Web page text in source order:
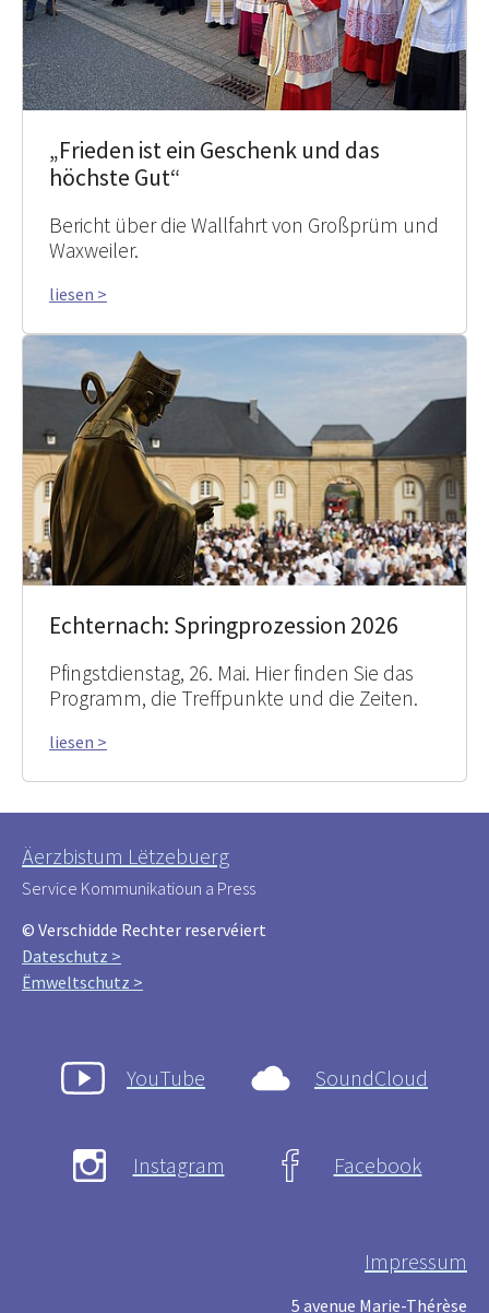
„Frieden ist ein Geschenk und das
höchste Gut“
Bericht über die Wallfahrt von Großprüm und
Waxweiler.
liesen >
Echternach: Springprozession 2026
Pfingstdienstag, 26. Mai. Hier finden Sie das
Programm, die Treffpunkte und die Zeiten.
liesen >
Äerzbistum Lëtzebuerg
Service Kommunikatioun a Press
© Verschidde Rechter reservéiert
Dateschutz >
Ëmweltschutz >
YouTube SoundCloud
Instagram Facebook
Impressum
5 avenue Marie-Thérèse